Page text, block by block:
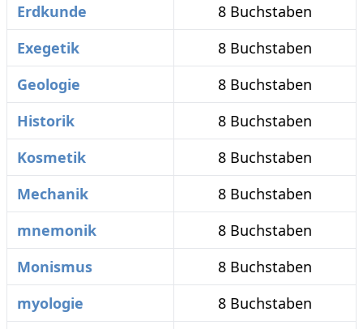
Erdkunde
8 Buchstaben
Exegetik
8 Buchstaben
Geologie
8 Buchstaben
Historik
8 Buchstaben
Kosmetik
8 Buchstaben
Mechanik
8 Buchstaben
mnemonik
8 Buchstaben
Monismus
8 Buchstaben
myologie
8 Buchstaben